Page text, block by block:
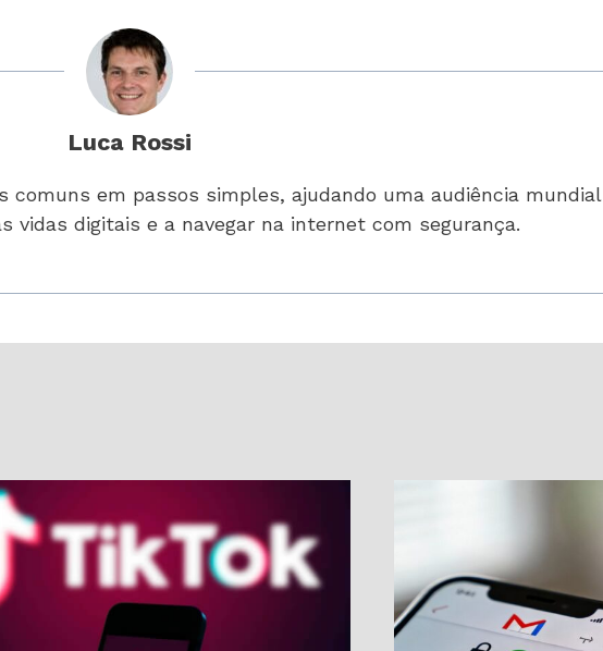
Luca Rossi
comuns em passos simples, ajudando uma audiência mundial
vidas digitais e a navegar na internet com segurança.